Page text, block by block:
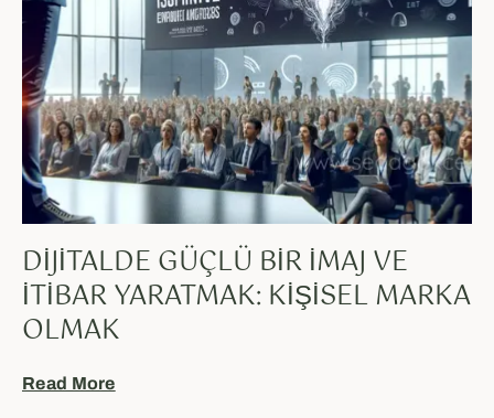
DIJITALDE GÜÇLÜ BIR İMAJ VE
İTIBAR YARATMAK: KIŞISEL MARKA
OLMAK
Read More